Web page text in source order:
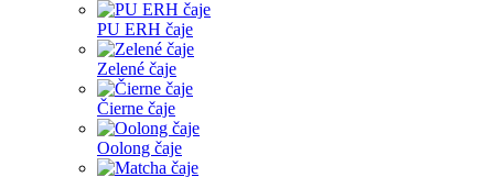
PU ERH čaje
Zelené čaje
Čierne čaje
Oolong čaje